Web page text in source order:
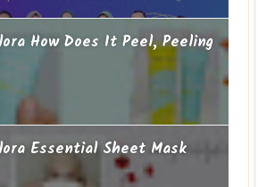
How Does It Peel, Peeling
Essential Sheet Mask